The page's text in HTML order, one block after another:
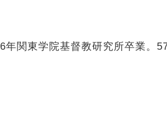
関東学院基督教研究所卒業。